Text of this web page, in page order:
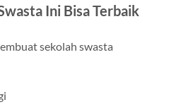
Ini Bisa Terbaik
sekolah swasta